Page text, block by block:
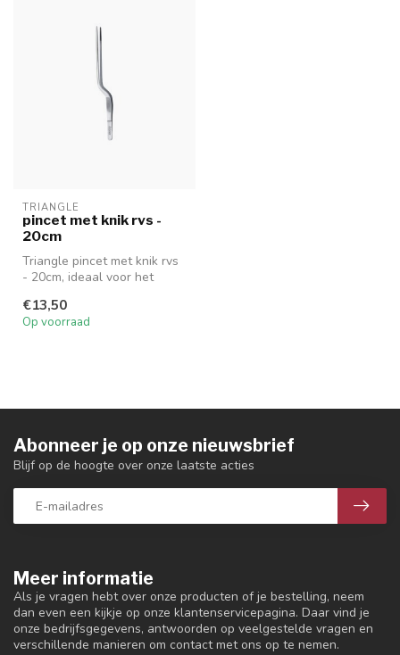
TRIANGLE
pincet met knik rvs -
20cm
Triangle pincet met knik rvs
- 20cm, ideaal voor het
€13,50
Op voorraad
Meer informatie
Als je vragen hebt over onze producten of je bestelling, neem
dan even een kijkje op onze klantenservicepagina. Daar vind je
onze bedrijfsgegevens, antwoorden op veelgestelde vragen en
verschillende manieren om contact met ons op te nemen.
Abonneer je op onze nieuwsbrief
Blijf op de hoogte over onze laatste acties